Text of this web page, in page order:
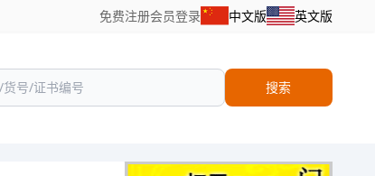
免费注册会员登录 中文版 英文版
搜索